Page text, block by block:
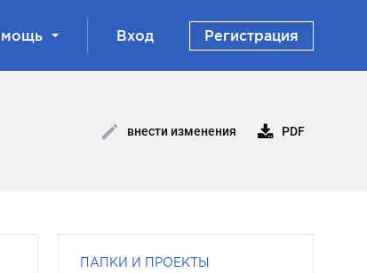
Вход Регистрация
внести изменения PDF
ПАПКИ И ПРОЕКТЫ